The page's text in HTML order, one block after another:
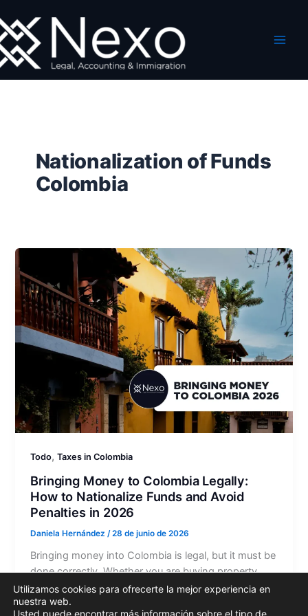
al
contenido
Nationalization of Funds
Colombia
Todo,Taxes in Colombia
Bringing Money to Colombia Legally:
How to Nationalize Funds and Avoid
Penalties in 2026
Daniela Hernández/28 de junio de 2026
Bringing money into Colombia is legal, but it must be
done correctly. Whether you are buying property,
investing in a company, funding a business,
receiving…
Utilizamos cookies para ofrecerte la mejor experiencia en
nuestra web.
Usted puede encontrar más información sobre el tipo de